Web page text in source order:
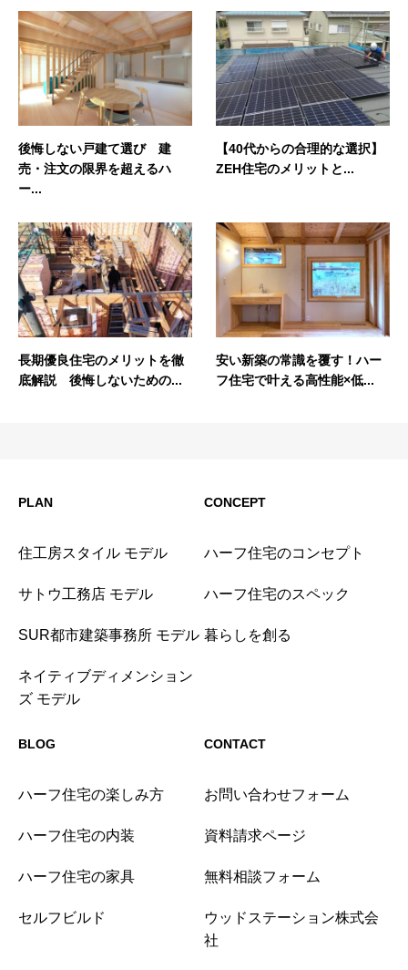
後悔しない戸建て選び 建
売・注文の限界を超えるハ
ー...
【40代からの合理的な選択】
ZEH住宅のメリットと...
長期優良住宅のメリットを徹
底解説 後悔しないための...
安い新築の常識を覆す！ハー
フ住宅で叶える高性能×低...
PLAN
住工房スタイル モデル
サトウ工務店 モデル
SUR都市建築事務所 モデル
ネイティブディメンション
ズ モデル
CONCEPT
ハーフ住宅のコンセプト
ハーフ住宅のスペック
暮らしを創る
BLOG
ハーフ住宅の楽しみ方
ハーフ住宅の内装
ハーフ住宅の家具
セルフビルド
CONTACT
お問い合わせフォーム
資料請求ページ
無料相談フォーム
ウッドステーション株式会
社